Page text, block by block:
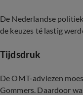
De Nederlandse
de keuzes té lastig
Tijdsdruk
De OMT-adviezen
Gommers. Daardoor